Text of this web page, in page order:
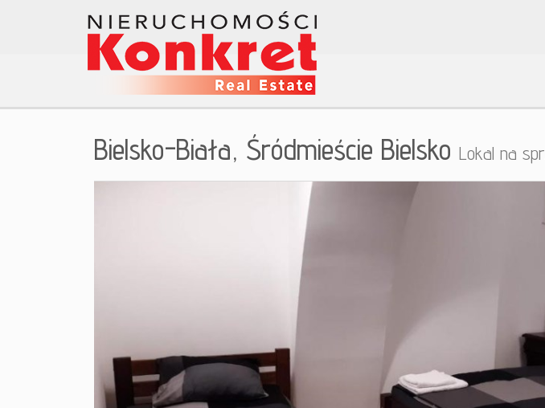
Bielsko-Biała, Śródmieście Bielsko Lokal na